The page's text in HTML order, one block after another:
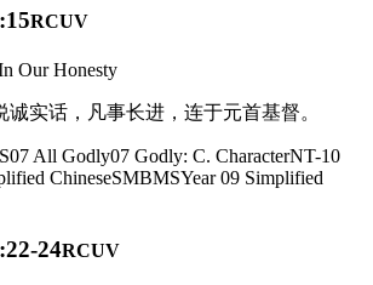
RCUV
Our Honesty
诚实话，凡事长进，连于元首基督。
07 All Godly07 Godly: C. CharacterNT-10
ChineseSMBMSYear 09 Simplified
24RCUV